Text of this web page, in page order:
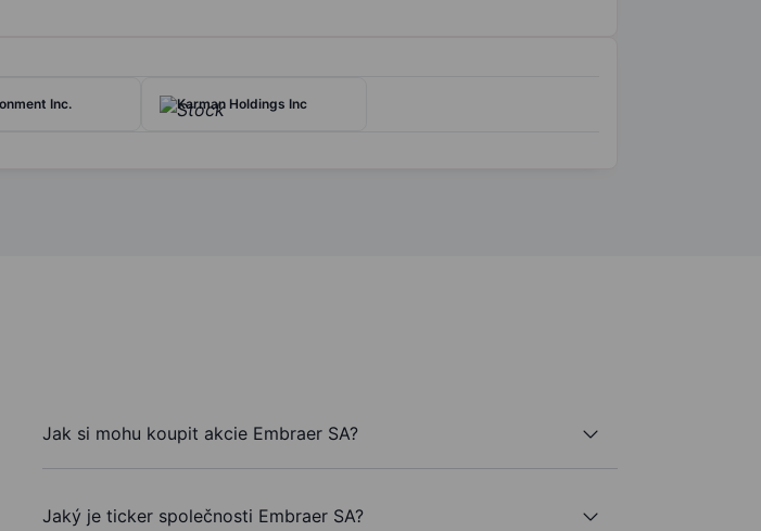
Inc. Karman Holdings Inc
Jak si mohu koupit akcie Embraer SA?
Jaký je ticker společnosti Embraer SA?